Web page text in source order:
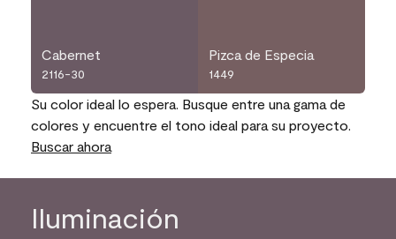
Cabernet
2116-30
Pizca de Especia
1449
Su color ideal lo espera. Busque entre una gama de
colores y encuentre el tono ideal para su proyecto.
Buscar ahora
Iluminación